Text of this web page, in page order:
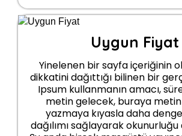
Uygun Fiyat
Yinelenen bir sayfa içeriğinin
dikkatini dağıttığı bilinen bir
Ipsum kullanmanın amacı,
metin gelecek, buraya
yazmaya kıyasla daha
dağılımı sağlayarak okunurluğu